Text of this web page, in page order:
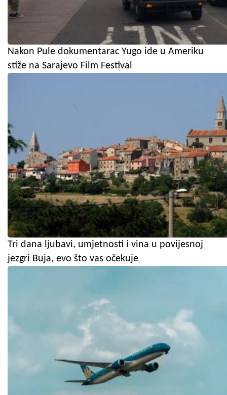
Nakon Pule dokumentarac Yugo ide u Ameriku
stiže na Sarajevo Film Festival
Tri dana ljubavi, umjetnosti i vina u povijesnoj
jezgri Buja, evo što vas očekuje